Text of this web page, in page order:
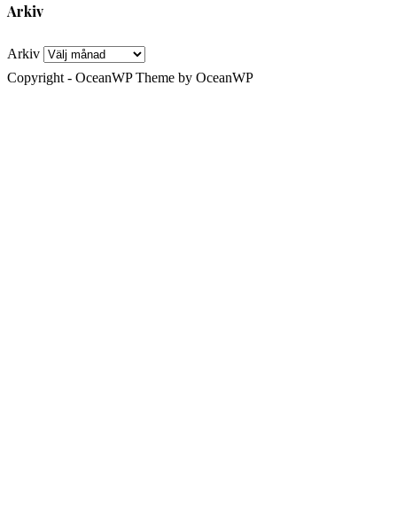
Arkiv
Arkiv
Copyright - OceanWP Theme by OceanWP